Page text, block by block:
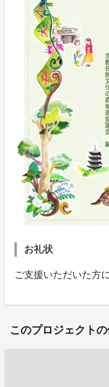
お礼状
ご支援いただいた方
このプロジェクト